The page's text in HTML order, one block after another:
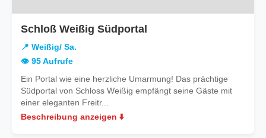
Schloß Weißig Südportal
📍 Weißig/ Sa.
👁️ 95 Aufrufe
Ein Portal wie eine herzliche Umarmung! Das prächtige
Südportal von Schloss Weißig empfängt seine Gäste mit
einer eleganten Freitr...
Beschreibung anzeigen ⬇️